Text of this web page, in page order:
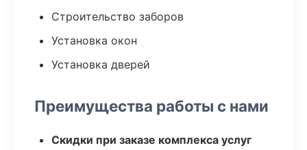
Строительство заборов
Установка окон
Установка дверей
Преимущества работы с нами
Скидки при заказе комплекса услуг